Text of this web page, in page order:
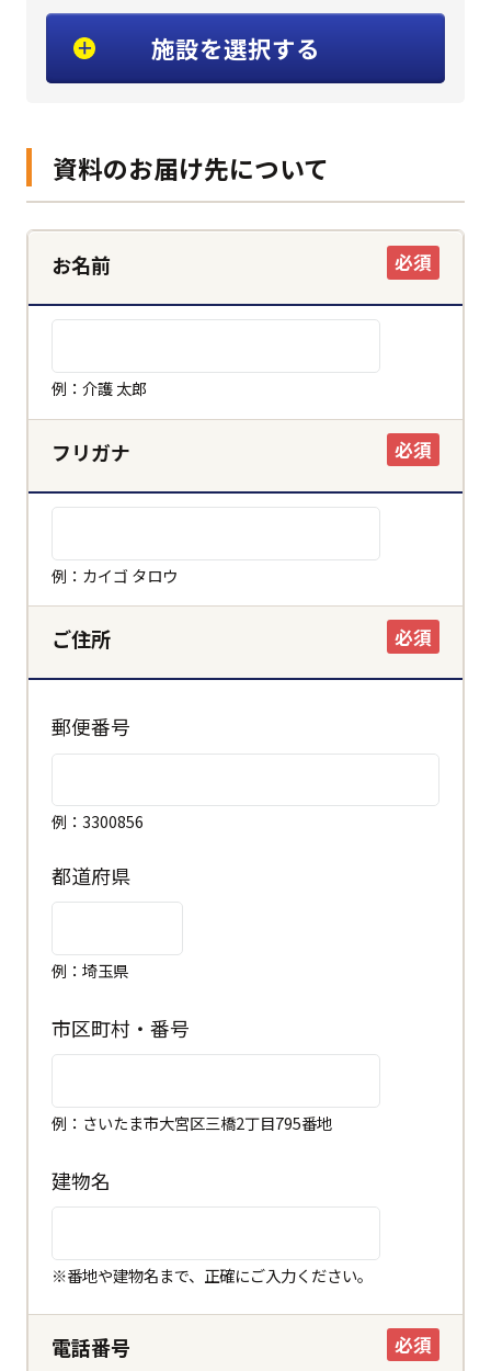
施設を選択する
都道府県
市区町村
資料のお届け先について
お名前 必須
例：介護 太郎
フリガナ 必須
例：カイゴ タロウ
ご住所 必須
郵便番号
例：3300856
都道府県
例：埼玉県
市区町村・番号
例：さいたま市大宮区三橋2丁目795番地
建物名
※番地や建物名まで、正確にご入力ください。
電話番号 必須